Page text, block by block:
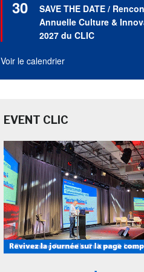
30
en
avant
SAVE THE DATE /
Annuelle Culture &
2027 du CLIC
Voir le calendrier
EVENT CLIC